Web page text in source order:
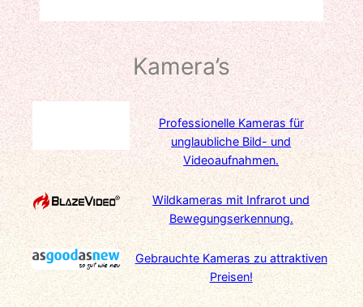
Kamera’s
Professionelle Kameras für
unglaubliche Bild- und
Videoaufnahmen.
Wildkameras mit Infrarot und
Bewegungserkennung.
Gebrauchte Kameras zu attraktiven
Preisen!